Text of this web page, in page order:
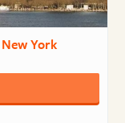
York